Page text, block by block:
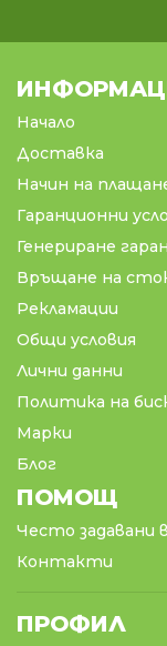
Начало
Доставка
Начин на
Гаранционни
Генериране
Връщане на
Рекламации
Общи условия
Лични данни
Политика на
Марки
Блог
ПОМОЩ
Често задавани
Контакти
ПРОФИЛ